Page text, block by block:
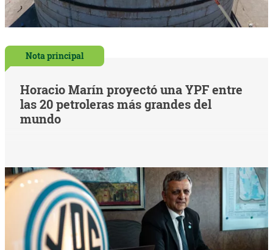
Nota principal
Horacio Marín proyectó una YPF entre
las 20 petroleras más grandes del
mundo